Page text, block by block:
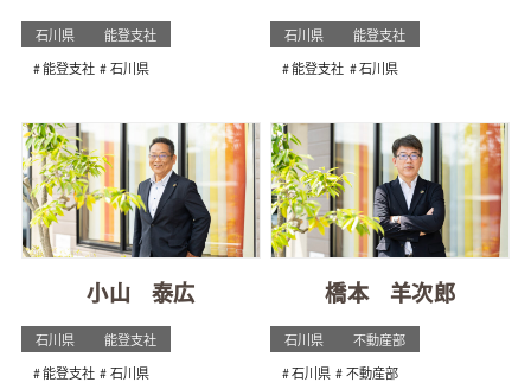
石川県 能登支社
能登支社 石川県
石川県 能登支社
能登支社 石川県
小山 泰広
石川県 能登支社
能登支社 石川県
橋本 羊次郎
石川県 不動産部
石川県 不動産部